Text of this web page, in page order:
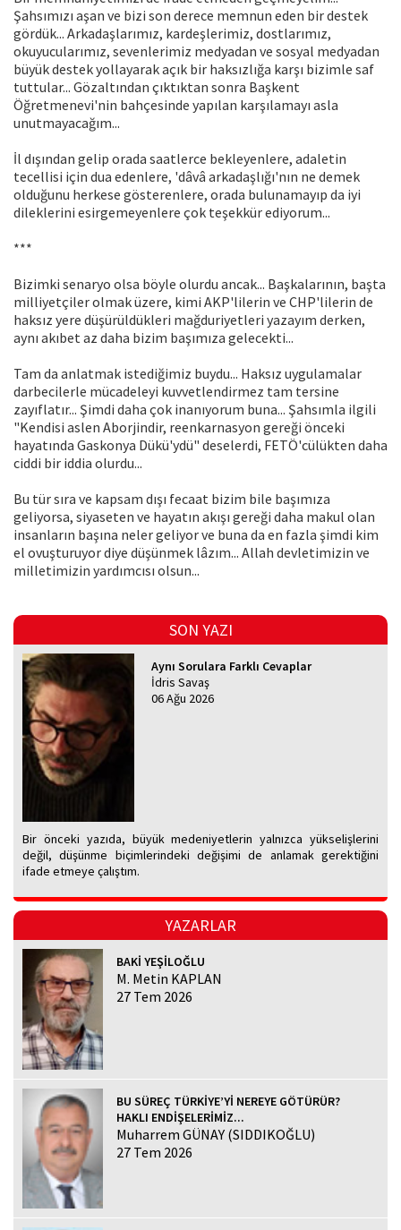
Şahsımızı aşan ve bizi son derece memnun eden bir destek
gördük... Arkadaşlarımız, kardeşlerimiz, dostlarımız,
okuyucularımız, sevenlerimiz medyadan ve sosyal medyadan
büyük destek yollayarak açık bir haksızlığa karşı bizimle saf
tuttular... Gözaltından çıktıktan sonra Başkent
Öğretmenevi'nin bahçesinde yapılan karşılamayı asla
unutmayacağım...
İl dışından gelip orada saatlerce bekleyenlere, adaletin
tecellisi için dua edenlere, 'dâvâ arkadaşlığı'nın ne demek
olduğunu herkese gösterenlere, orada bulunamayıp da iyi
dileklerini esirgemeyenlere çok teşekkür ediyorum...
***
Bizimki senaryo olsa böyle olurdu ancak... Başkalarının, başta
milliyetçiler olmak üzere, kimi AKP'lilerin ve CHP'lilerin de
haksız yere düşürüldükleri mağduriyetleri yazayım derken,
aynı akıbet az daha bizim başımıza gelecekti...
Tam da anlatmak istediğimiz buydu... Haksız uygulamalar
darbecilerle mücadeleyi kuvvetlendirmez tam tersine
zayıflatır... Şimdi daha çok inanıyorum buna... Şahsımla ilgili
"Kendisi aslen Aborjindir, reenkarnasyon gereği önceki
hayatında Gaskonya Dükü'ydü" deselerdi, FETÖ'cülükten daha
ciddi bir iddia olurdu...
Bu tür sıra ve kapsam dışı fecaat bizim bile başımıza
geliyorsa, siyaseten ve hayatın akışı gereği daha makul olan
insanların başına neler geliyor ve buna da en fazla şimdi kim
el ovuşturuyor diye düşünmek lâzım... Allah devletimizin ve
milletimizin yardımcısı olsun...
SON YAZI
Aynı Sorulara Farklı Cevaplar
İdris Savaş
06 Ağu 2026
Bir önceki yazıda, büyük medeniyetlerin yalnızca yükselişlerini
değil, düşünme biçimlerindeki değişimi de anlamak gerektiğini
ifade etmeye çalıştım.
YAZARLAR
BAKİ YEŞİLOĞLU
M. Metin KAPLAN
27 Tem 2026
BU SÜREÇ TÜRKİYE’Yİ NEREYE GÖTÜRÜR?
HAKLI ENDİŞELERİMİZ...
Muharrem GÜNAY (SIDDIKOĞLU)
27 Tem 2026